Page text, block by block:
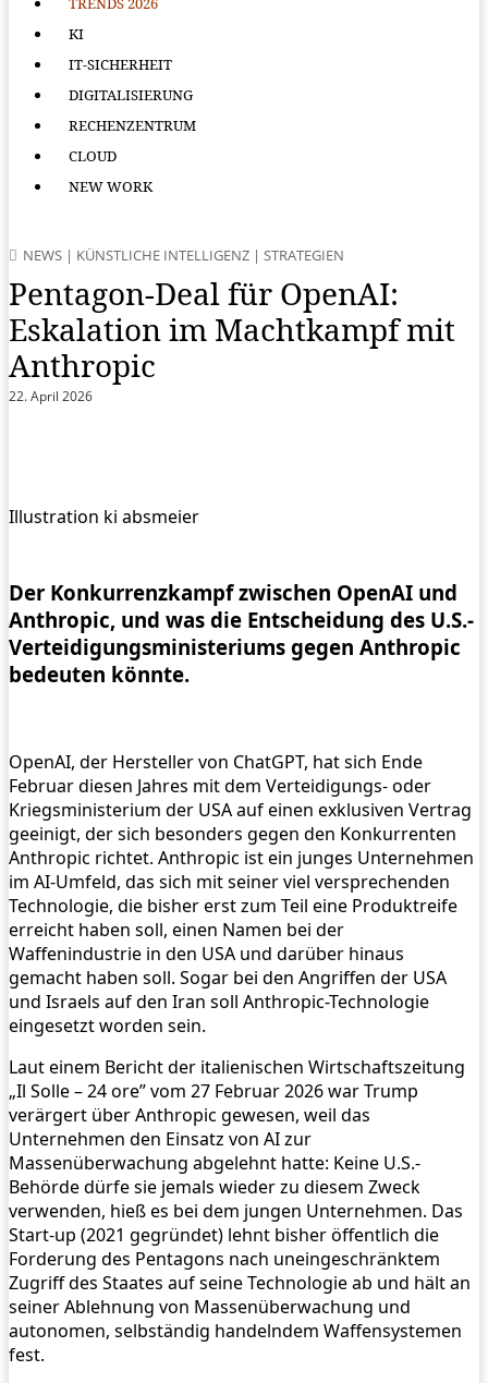
KI
IT-SICHERHEIT
DIGITALISIERUNG
RECHENZENTRUM
CLOUD
NEW WORK
NEWS | KÜNSTLICHE INTELLIGENZ | STRATEGIEN
Pentagon-Deal für OpenAI:
Eskalation im Machtkampf mit
Anthropic
22. April 2026
Illustration ki absmeier
Der Konkurrenzkampf zwischen OpenAI und
Anthropic, und was die Entscheidung des U.S.-
Verteidigungsministeriums gegen Anthropic
bedeuten könnte.
OpenAI, der Hersteller von ChatGPT, hat sich Ende
Februar diesen Jahres mit dem Verteidigungs- oder
Kriegsministerium der USA auf einen exklusiven Vertrag
geeinigt, der sich besonders gegen den Konkurrenten
Anthropic richtet. Anthropic ist ein junges Unternehmen
im AI-Umfeld, das sich mit seiner viel versprechenden
Technologie, die bisher erst zum Teil eine Produktreife
erreicht haben soll, einen Namen bei der
Waffenindustrie in den USA und darüber hinaus
gemacht haben soll. Sogar bei den Angriffen der USA
und Israels auf den Iran soll Anthropic-Technologie
eingesetzt worden sein.
Laut einem Bericht der italienischen Wirtschaftszeitung
„Il Solle – 24 ore” vom 27 Februar 2026 war Trump
verärgert über Anthropic gewesen, weil das
Unternehmen den Einsatz von AI zur
Massenüberwachung abgelehnt hatte: Keine U.S.-
Behörde dürfe sie jemals wieder zu diesem Zweck
verwenden, hieß es bei dem jungen Unternehmen. Das
Start-up (2021 gegründet) lehnt bisher öffentlich die
Forderung des Pentagons nach uneingeschränktem
Zugriff des Staates auf seine Technologie ab und hält an
seiner Ablehnung von Massenüberwachung und
autonomen, selbständig handelndem Waffensystemen
fest.